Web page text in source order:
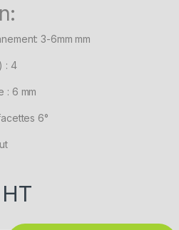
3-6mm mm
: 4
: 6 mm
6°
HT